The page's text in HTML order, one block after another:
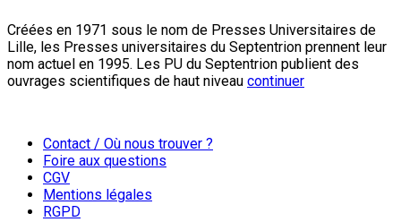
Créées en 1971 sous le nom de Presses Universitaires de
Lille, les Presses universitaires du Septentrion prennent leur
nom actuel en 1995. Les PU du Septentrion publient des
ouvrages scientifiques de haut niveau continuer
Contact / Où nous trouver ?
Foire aux questions
CGV
Mentions légales
RGPD